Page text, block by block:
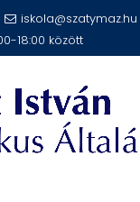
iskola@szatymaz.hu
18:00 között